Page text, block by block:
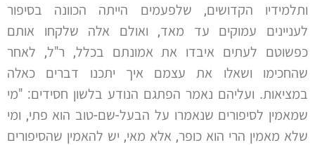
ותלמידיו הקדושים, שלפעמים הייתה הכוונה בסיפור
לעניינים עמוקים עד מאד, ואולם אלה שלקחו אותם
כפשוטם לעתים איבדו את אמונתם בכלל, ר"ל, לאחר
שהחכימו ושאלו את עצמם איך יתכנו דברים כאלה
במציאות. ועליהם נאמר הפתגם הנודע בלשון חסידים: "מי
שמאמין לסיפורים שנאמרו על הבעל-שם-טוב הוא פתי, ומי
שלא מאמין הרי הוא כופר, אלא מאי, יש להאמין שהסיפורים